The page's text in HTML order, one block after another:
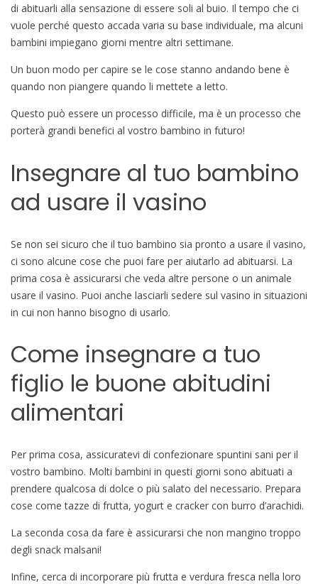
di abituarli alla sensazione di essere soli al buio. Il tempo che ci
vuole perché questo accada varia su base individuale, ma alcuni
bambini impiegano giorni mentre altri settimane.
Un buon modo per capire se le cose stanno andando bene è
quando non piangere quando li mettete a letto.
Questo può essere un processo difficile, ma è un processo che
porterà grandi benefici al vostro bambino in futuro!
Insegnare al tuo bambino
ad usare il vasino
Se non sei sicuro che il tuo bambino sia pronto a usare il vasino,
ci sono alcune cose che puoi fare per aiutarlo ad abituarsi. La
prima cosa è assicurarsi che veda altre persone o un animale
usare il vasino. Puoi anche lasciarli sedere sul vasino in situazioni
in cui non hanno bisogno di usarlo.
Come insegnare a tuo
figlio le buone abitudini
alimentari
Per prima cosa, assicuratevi di confezionare spuntini sani per il
vostro bambino. Molti bambini in questi giorni sono abituati a
prendere qualcosa di dolce o più salato del necessario. Prepara
cose come tazze di frutta, yogurt e cracker con burro d’arachidi.
La seconda cosa da fare è assicurarsi che non mangino troppo
degli snack malsani!
Infine, cerca di incorporare più frutta e verdura fresca nella loro